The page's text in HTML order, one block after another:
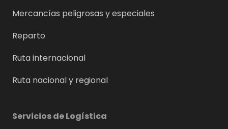
Mercancías peligrosas y especiales
Reparto
Ruta internacional
Ruta nacional y regional
Servicios de Logística